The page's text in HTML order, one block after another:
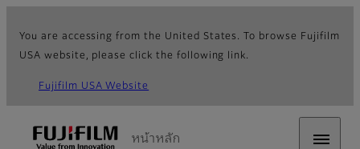
You are accessing from the United States. To browse Fujifilm
USA website, please click the following link.
Fujifilm USA Website
หน้าหลัก